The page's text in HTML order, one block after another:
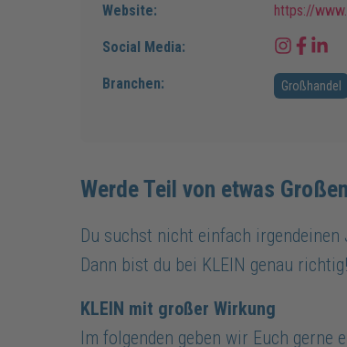
Website: https://
Social Media:
Branchen: Großhandel
Werde Teil von etwas
Du suchst nicht einfach
Dann bist du bei KLEIN genau richtig!
KLEIN mit großer Wirkung
Im folgenden geben wir Euch